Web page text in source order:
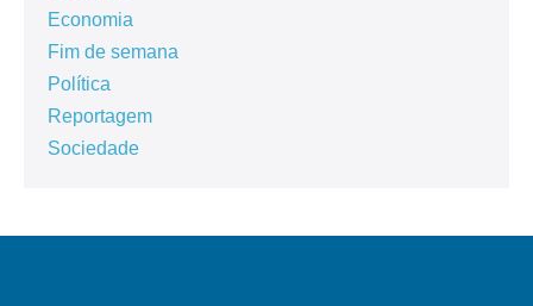
Economia
Fim de semana
Política
Reportagem
Sociedade